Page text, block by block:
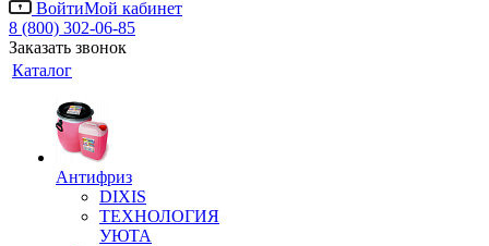
ВойтиМой кабинет
8 (800) 302-06-85
Заказать звонок
Каталог
Антифриз
DIXIS
ТЕХНОЛОГИЯ
УЮТА